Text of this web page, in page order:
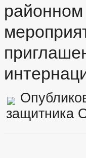
защитника